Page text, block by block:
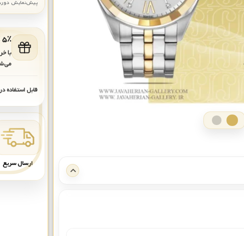
پیش‌نمایش دوربین: قاب
۵٪ کد هدیه برای خرید بعدی
با
قابل استفاده
ارسال سریع